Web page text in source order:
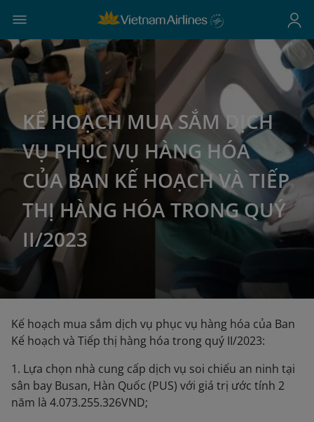
KẾ HOẠCH MUA SẮM DỊCH
VỤ PHỤC VỤ HÀNG HÓA
CỦA BAN KẾ HOẠCH VÀ TIẾP
THỊ HÀNG HÓA TRONG QUÝ
II/2023
Kế hoạch mua sắm dịch vụ phục vụ hàng hóa của Ban
Kế hoạch và Tiếp thị hàng hóa trong quý II/2023:
1. Lựa chọn nhà cung cấp dịch vụ soi chiếu an ninh tại
sân bay Busan, Hàn Quốc (PUS) với giá trị ước tính 2
năm là 4.073.255.326VND;